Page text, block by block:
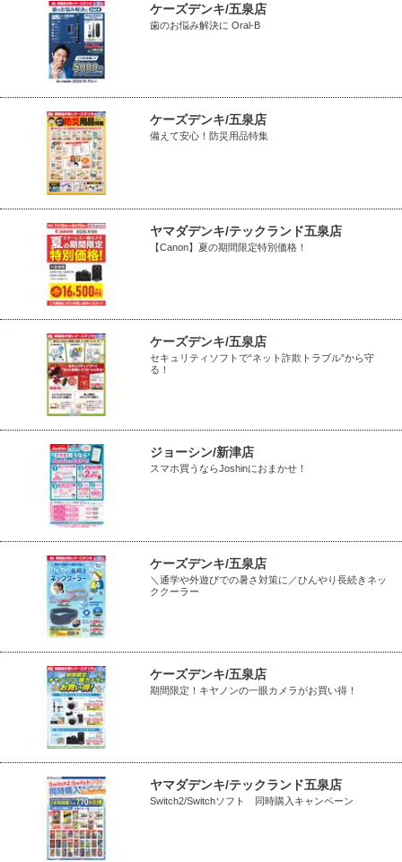
ケーズデンキ/五泉店
歯のお悩み解決に Oral-B
ケーズデンキ/五泉店
備えて安心！防災用品特集
ヤマダデンキ/テックランド五泉店
【Canon】夏の期間限定特別価格！
ケーズデンキ/五泉店
セキュリティソフトで“ネット詐欺トラブル”から守
る！
ジョーシン/新津店
スマホ買うならJoshinにおまかせ！
ケーズデンキ/五泉店
＼通学や外遊びでの暑さ対策に／ひんやり長続きネッ
ククーラー
ケーズデンキ/五泉店
期間限定！キヤノンの一眼カメラがお買い得！
ヤマダデンキ/テックランド五泉店
Switch2/Switchソフト 同時購入キャンペーン